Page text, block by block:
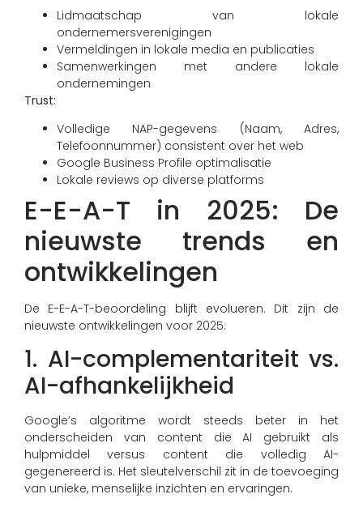
Lidmaatschap van lokale
ondernemersverenigingen
Vermeldingen in lokale media en publicaties
Samenwerkingen met andere lokale
ondernemingen
Trust:
Volledige NAP-gegevens (Naam, Adres,
Telefoonnummer) consistent over het web
Google Business Profile optimalisatie
Lokale reviews op diverse platforms
E-E-A-T in 2025: De
nieuwste trends en
ontwikkelingen
De E-E-A-T-beoordeling blijft evolueren. Dit zijn de
nieuwste ontwikkelingen voor 2025:
1. AI-complementariteit vs.
AI-afhankelijkheid
Google’s algoritme wordt steeds beter in het
onderscheiden van content die AI gebruikt als
hulpmiddel versus content die volledig AI-
gegenereerd is. Het sleutelverschil zit in de toevoeging
van unieke, menselijke inzichten en ervaringen.